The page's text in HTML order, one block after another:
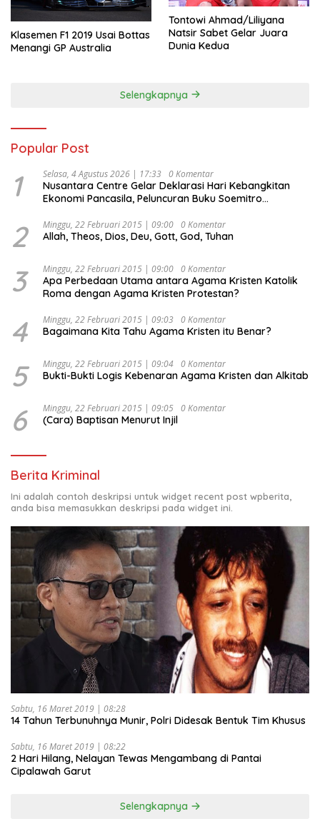
Klasemen F1 2019 Usai Bottas
Menangi GP Australia
Tontowi Ahmad/Liliyana
Natsir Sabet Gelar Juara
Dunia Kedua
Selengkapnya
Popular Post
1 Selasa, 4 Agustus 2026 | 17:33 0 Komentar
Nusantara Centre Gelar Deklarasi Hari Kebangkitan
Ekonomi Pancasila, Peluncuran Buku Soemitro
Ekonomi Politik Indonesia) & Simposium Nasional
“Urgensi Undang-Undang Perekonomian Nasional dan
Indonesia Emas 2045”,
2 Minggu, 22 Februari 2015 | 09:00 0 Komentar
Allah, Theos, Dios, Deu, Gott, God, Tuhan
3 Minggu, 22 Februari 2015 | 09:00 0 Komentar
Apa Perbedaan Utama antara Agama Kristen Katolik
Roma dengan Agama Kristen Protestan?
4 Minggu, 22 Februari 2015 | 09:03 0 Komentar
Bagaimana Kita Tahu Agama Kristen itu Benar?
5 Minggu, 22 Februari 2015 | 09:04 0 Komentar
Bukti-Bukti Logis Kebenaran Agama Kristen dan Alkitab
6 Minggu, 22 Februari 2015 | 09:05 0 Komentar
(Cara) Baptisan Menurut Injil
Berita Kriminal
Ini adalah contoh deskripsi untuk widget recent post wpberita,
anda bisa memasukkan deskripsi pada widget ini.
Sabtu, 16 Maret 2019 | 08:28
14 Tahun Terbunuhnya Munir, Polri Didesak Bentuk Tim Khusus
Sabtu, 16 Maret 2019 | 08:22
2 Hari Hilang, Nelayan Tewas Mengambang di Pantai
Cipalawah Garut
Selengkapnya